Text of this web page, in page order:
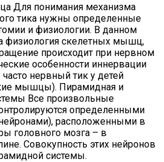
Для понимания механизма
тика нужны определенные
и физиологии. В данном
физиология скелетных мышц,
происходит при нервном
особенности иннервации
нервный тик у детей
мышцы). Пирамидная и
Все произвольные
определенными
расположенными в
головного мозга – в
Совокупность этих нейронов
системы.